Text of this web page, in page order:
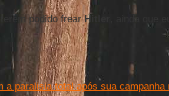
terem podido frearHitler
, ainda que
a paralisia total após sua campanha